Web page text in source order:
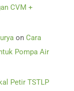
CVM +
on Cara
Pompa Air
Petir TSTLP